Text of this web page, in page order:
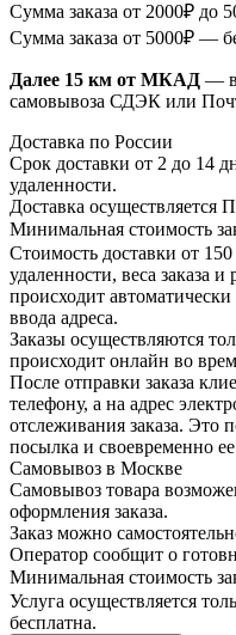
Сумма заказа от 2000₽ до
Сумма заказа от 5000₽ —
Далее 15 км от МКАД —
самовывоза СДЭК или
Доставка по России
Срок доставки от 2 до 14
удаленности.
Доставка
Минимальная стоимость
Стоимость доставки от
удаленности, веса заказа
происходит
ввода адреса.
Заказы осуществляются
происходит онлайн во
После отправки заказа
телефону, а на адрес
отслеживания заказа. Это
посылка и своевременно ее
Самовывоз в Москве
Самовывоз товара
оформления заказа.
Заказ можно
Оператор сообщит о
Минимальная стоимость
Услуга осуществляется
бесплатна.